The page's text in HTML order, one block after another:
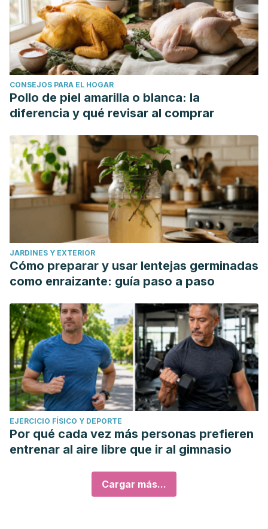
CONSEJOS PARA EL HOGAR
Pollo de piel amarilla o blanca: la
diferencia y qué revisar al comprar
JARDINES Y EXTERIOR
Cómo preparar y usar lentejas germinadas
como enraizante: guía paso a paso
EJERCICIO FÍSICO Y DEPORTE
Por qué cada vez más personas prefieren
entrenar al aire libre que ir al gimnasio
Cargar más...